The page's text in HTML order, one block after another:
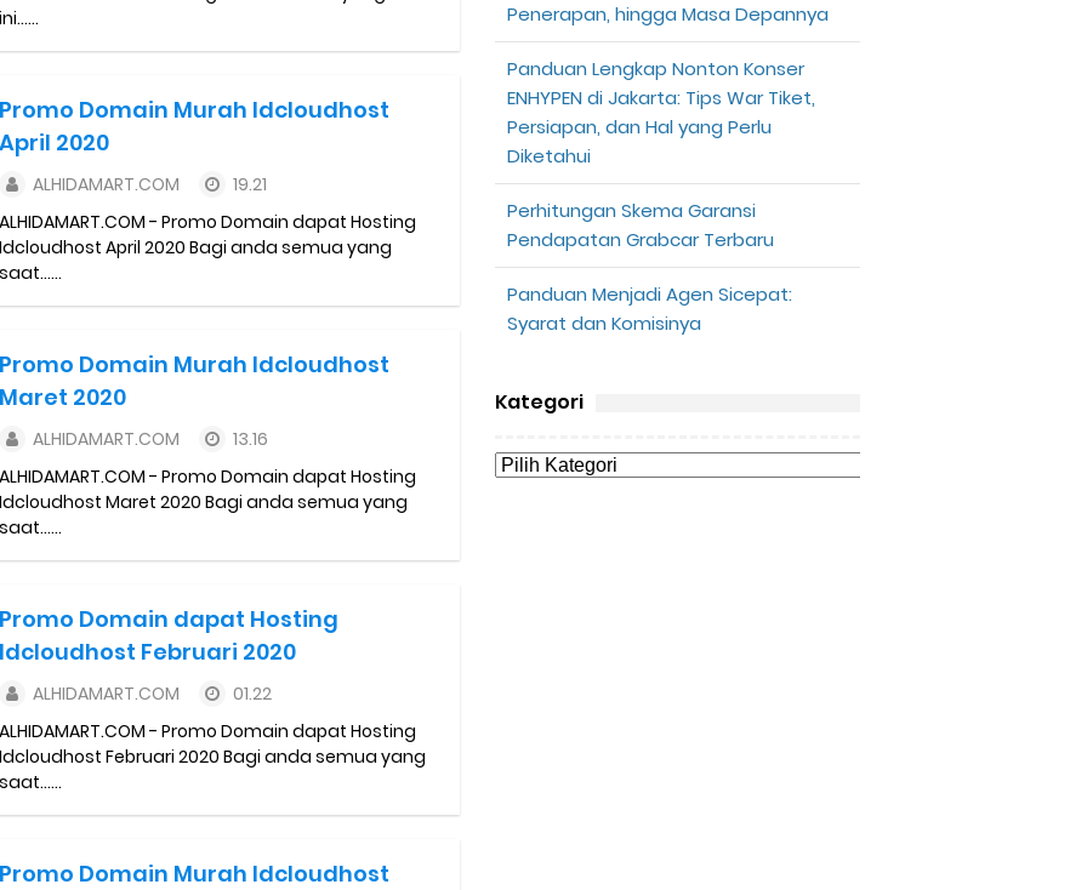
Gratis
Sendiri dan Orang Lain
Driver
Online
Akun Gojek Dibekukan
Sesuai dengan Orderan
Mitra Gojek
Mudah
yang Perlu Kamu Ketahui
dan Mobil 2023
Biasa dan Upgrade
Shopeepay
Resi Gosend
Tanpa Potongan
ini......
Promo Domain Murah Idcloudhost
April 2020
ALHIDAMART.COM
19.21
ALHIDAMART.COM - Promo Domain dapat Hosting
Idcloudhost April 2020 Bagi anda semua yang
saat......
Promo Domain Murah Idcloudhost
Maret 2020
ALHIDAMART.COM
13.16
ALHIDAMART.COM - Promo Domain dapat Hosting
Idcloudhost Maret 2020 Bagi anda semua yang
saat......
Promo Domain dapat Hosting
Idcloudhost Februari 2020
ALHIDAMART.COM
01.22
ALHIDAMART.COM - Promo Domain dapat Hosting
Idcloudhost Februari 2020 Bagi anda semua yang
saat......
Promo Domain Murah Idcloudhost
Penerapan, hingga Masa Depannya
Panduan Lengkap Nonton Konser
ENHYPEN di Jakarta: Tips War Tiket,
Persiapan, dan Hal yang Perlu
Diketahui
Perhitungan Skema Garansi
Pendapatan Grabcar Terbaru
Panduan Menjadi Agen Sicepat:
Syarat dan Komisinya
Kategori